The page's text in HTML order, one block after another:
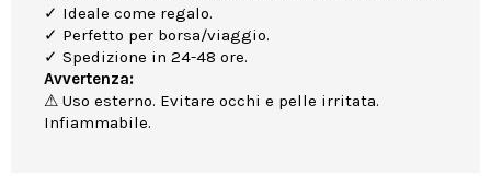
✓ Ideale come regalo.
✓ Perfetto per borsa/viaggio.
✓ Spedizione in 24-48 ore.
Avvertenza:
⚠ Uso esterno. Evitare occhi e pelle irritata.
Infiammabile.